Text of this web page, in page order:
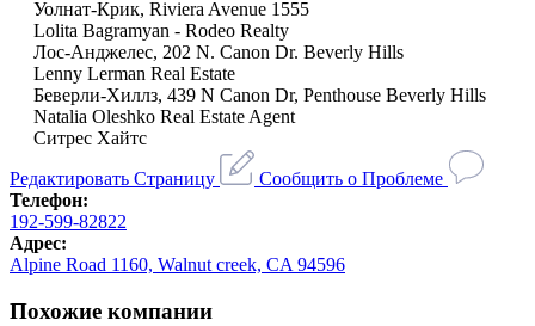
Уолнат-Крик, Riviera Avenue 1555
Lolita Bagramyan - Rodeo Realty
Лос-Анджелес, 202 N. Canon Dr. Beverly Hills
Lenny Lerman Real Estate
Беверли-Хиллз, 439 N Canon Dr, Penthouse Beverly Hills
Natalia Oleshko Real Estate Agent
Ситрес Хайтс
Редактировать Страницу
Сообщить о Проблеме
Телефон:
192-599-82822
Адрес:
Alpine Road 1160, Walnut creek, CA 94596
Похожие компании